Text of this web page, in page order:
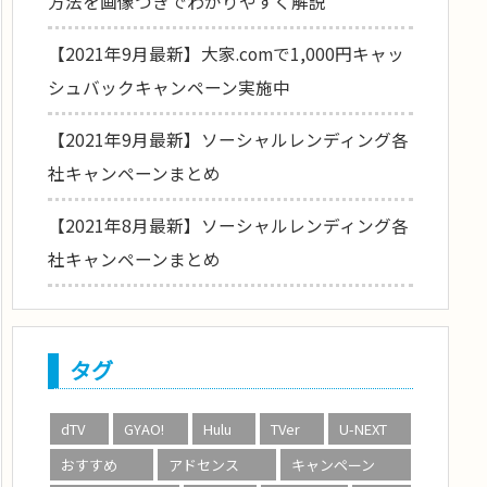
【2021年9月最新】大家.comで1,000円キャッ
シュバックキャンペーン実施中
【2021年9月最新】ソーシャルレンディング各
社キャンペーンまとめ
【2021年8月最新】ソーシャルレンディング各
社キャンペーンまとめ
タグ
dTV GYAO! Hulu TVer
U-NEXT
おすすめ
アドセンス キャンペーン